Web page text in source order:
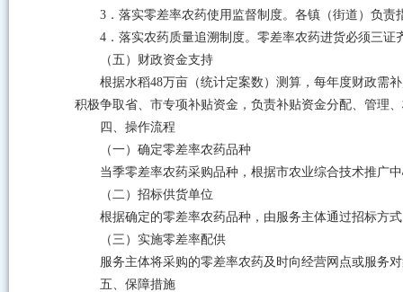
3．落实零差率农药使用监督制度。各镇（街道）负
4．落实农药质量追溯制度。零差率农药进货必须三
（五）财政资金支持
根据水稻48万亩（统计定案数）测算，每年度财政需
积极争取省、市专项补贴资金，负责补贴资金分配、管理
四、操作流程
（一）确定零差率农药品种
当季零差率农药采购品种，根据市农业综合技术推广
（二）招标供货单位
根据确定的零差率农药品种，由服务主体通过招标方
（三）实施零差率配供
服务主体将采购的零差率农药及时向经营网点或服务
五、保障措施